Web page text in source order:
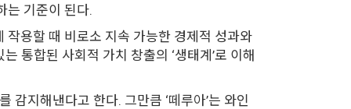
는 기준이 된다.
작용할 때 비로소 지속 가능한 경제적 성과와
통합된 사회적 가치 창출의 ‘생태계’로 이해
감지해낸다고 한다. 그만큼 ‘떼루아’는 와인